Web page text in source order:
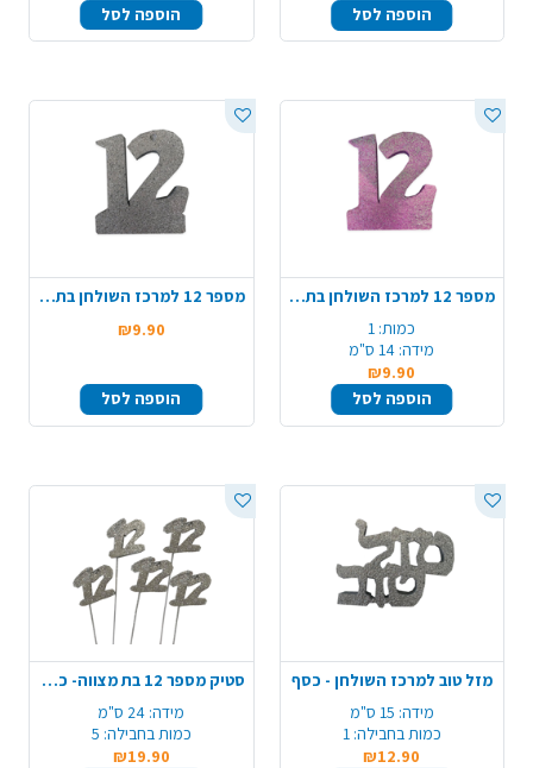
הוספה לסל
הוספה לסל
מספר 12 למרכז השולחן בת מצווה - ורוד
כמות: 1
מידה: 14 ס"מ
₪9.90
הוספה לסל
מספר 12 למרכז השולחן בת מצווה - כסף
₪9.90
הוספה לסל
מזל טוב למרכז השולחן - כסף
מידה: 15 ס"מ
כמות בחבילה: 1
₪12.90
סטיק מספר 12 בת מצווה- כסף
מידה: 24 ס"מ
כמות בחבילה: 5
₪19.90